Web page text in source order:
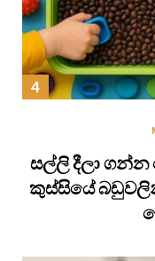
සල්ලි දීලා
කුස්සියේ